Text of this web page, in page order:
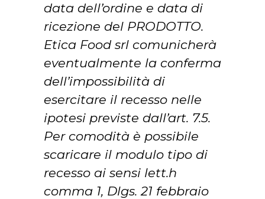
data dell’ordine e data di
ricezione del PRODOTTO.
Etica Food srl comunicherà
eventualmente la conferma
dell’impossibilità di
esercitare il recesso nelle
ipotesi previste dall’art. 7.5.
Per comodità è possibile
scaricare il modulo tipo di
recesso ai sensi lett.h
comma 1, Dlgs. 21 febbraio